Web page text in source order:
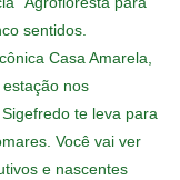
sentidos.
Casa Amarela,
nos
te leva para
Você vai ver
e nascentes